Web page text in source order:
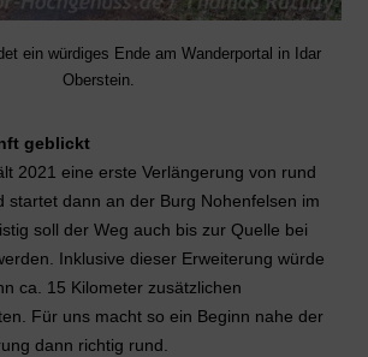
ein würdiges Ende am Wanderportal in Idar
Oberstein.
geblickt
2021 eine erste Verlängerung von rund
startet dann an der Burg Nohenfelsen im
soll der Weg auch bis zur Quelle bei
Inklusive dieser Erweiterung würde
ca. 15 Kilometer zusätzlichen
Für uns macht so ein Beginn nahe der
dann richtig rund.